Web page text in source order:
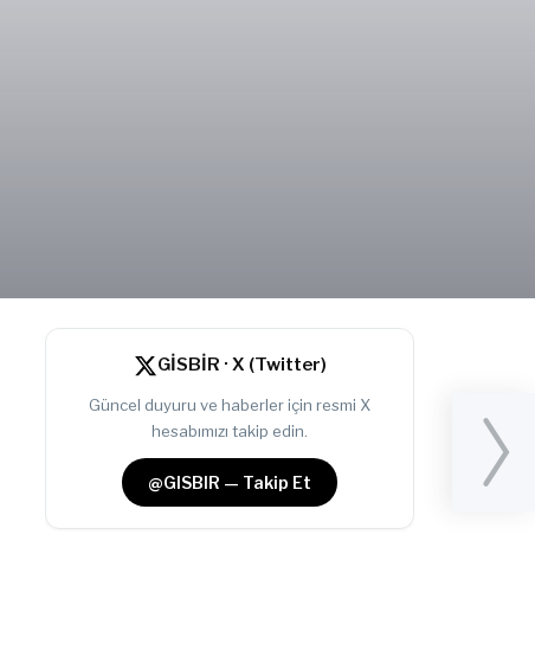
GİSBİR · X (Twitter)
Güncel duyuru ve haberler için resmi X
hesabımızı takip edin.
@GISBIR — Takip Et